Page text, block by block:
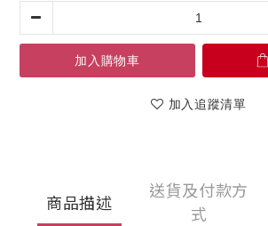
加入購物車
加入追蹤清單
商品描述
送貨及付款方
式